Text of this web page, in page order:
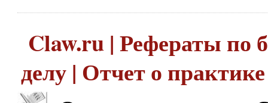
Claw.ru | Рефераты по
делу | Отчет о